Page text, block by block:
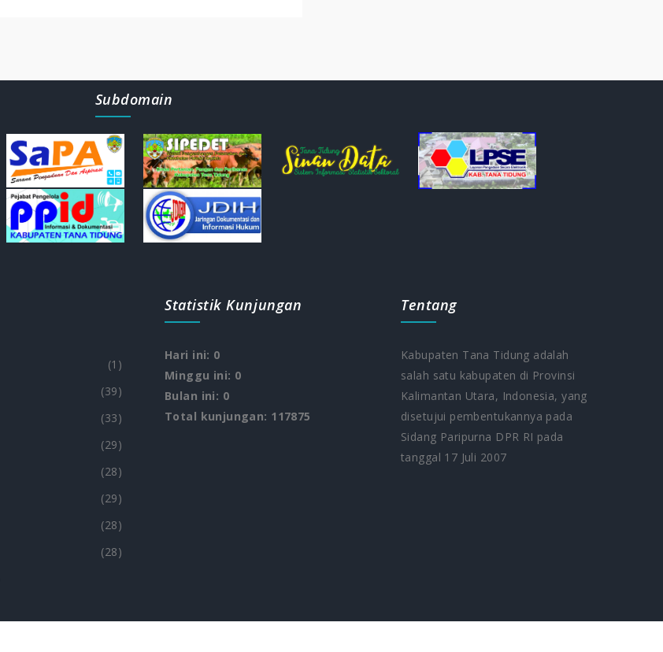
Subdomain
(1)
(39)
(33)
(29)
(28)
(29)
(28)
(28)
Statistik Kunjungan
Hari ini: 0
Minggu ini: 0
Bulan ini: 0
Total kunjungan: 117875
Tentang
Kabupaten Tana Tidung adalah
salah satu kabupaten di Provinsi
Kalimantan Utara, Indonesia, yang
disetujui pembentukannya pada
Sidang Paripurna DPR RI pada
tanggal 17 Juli 2007